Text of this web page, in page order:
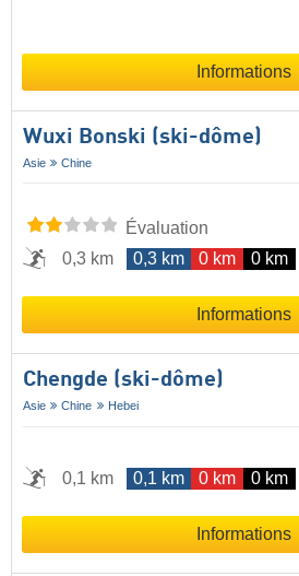
Informations
Wuxi Bonski (ski-dôme)
Asie Chine
Évaluation
0,3 km
0,3 km 0 km 0 km
Informations
Chengde (ski-dôme)
Asie Chine Hebei
0,1 km 0,1 km 0 km 0 km
Informations